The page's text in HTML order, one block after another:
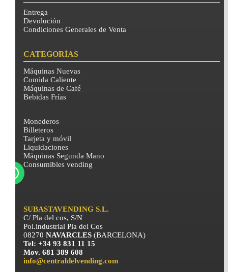
Entrega
Devolución
Condiciones Generales de Venta
CATEGORÍAS
Máquinas Nuevas
Comida Caliente
Máquinas de Café
Bebidas Frías
Monederos
Billeteros
Tarjeta y móvil
Liquidaciones
Máquinas Segunda Mano
Consumibles vending
SUBASTAVENDING S.L.
C/ Pla del cos, S/N
Pol.industrial Pla del Cos
08270NAVARCLES(BARCELONA)
Tel: +34 93 831 11 15
Mov. 681 389 608
info@centraldelvending.com